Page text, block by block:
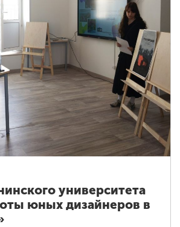
университета
юных дизайнеров в